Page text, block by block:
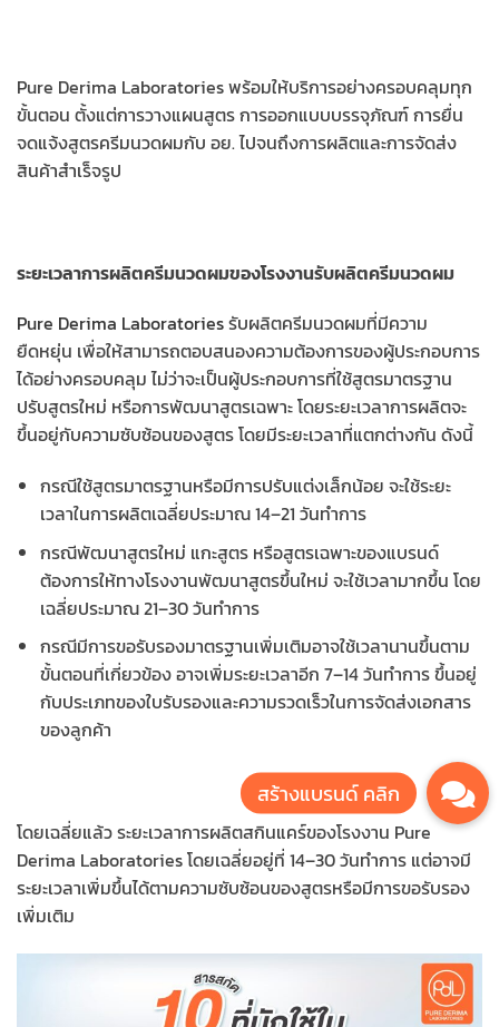
Pure Derima Laboratories พร้อมให้บริการอย่างครอบคลุมทุก
ขั้นตอน ตั้งแต่การวางแผนสูตร การออกแบบบรรจุภัณฑ์ การยื่น
จดแจ้งสูตรครีมนวดผมกับ อย. ไปจนถึงการผลิตและการจัดส่ง
สินค้าสำเร็จรูป
ระยะเวลาการผลิตครีมนวดผมของโรงงานรับผลิตครีมนวดผม
Pure Derima Laboratoriesรับผลิตครีมนวดผมที่มีความ
ยืดหยุ่น เพื่อให้สามารถตอบสนองความต้องการของผู้ประกอบการ
ได้อย่างครอบคลุม ไม่ว่าจะเป็นผู้ประกอบการที่ใช้สูตรมาตรฐาน
ปรับสูตรใหม่ หรือการพัฒนาสูตรเฉพาะ โดยระยะเวลาการผลิตจะ
ขึ้นอยู่กับความซับซ้อนของสูตร โดยมีระยะเวลาที่แตกต่างกัน ดังนี้
กรณีใช้สูตรมาตรฐานหรือมีการปรับแต่งเล็กน้อย จะใช้ระยะ
เวลาในการผลิตเฉลี่ยประมาณ 14–21 วันทำการ
กรณีพัฒนาสูตรใหม่ แกะสูตร หรือสูตรเฉพาะของแบรนด์
ต้องการให้ทางโรงงานพัฒนาสูตรขึ้นใหม่ จะใช้เวลามากขึ้น โดย
เฉลี่ยประมาณ 21–30 วันทำการ
กรณีมีการขอรับรองมาตรฐานเพิ่มเติมอาจใช้เวลานานขึ้นตาม
ขั้นตอนที่เกี่ยวข้อง อาจเพิ่มระยะเวลาอีก 7–14 วันทำการ ขึ้นอยู่
กับประเภทของใบรับรองและความรวดเร็วในการจัดส่งเอกสาร
ของลูกค้า
โดยเฉลี่ยแล้ว ระยะเวลาการผลิตสกินแคร์ของโรงงาน Pure
Derima Laboratories โดยเฉลี่ยอยู่ที่ 14–30 วันทำการ แต่อาจมี
ระยะเวลาเพิ่มขึ้นได้ตามความซับซ้อนของสูตรหรือมีการขอรับรอง
เพิ่มเติม